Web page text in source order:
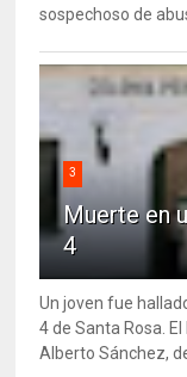
sospechoso de
3
Muerte en
4
Un joven fue
4 de Santa Rosa.
Alberto Sánchez, de